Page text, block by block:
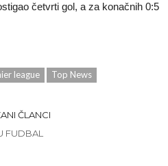
četvrti gol, a za konačnih 0:5
league Top News
ČLANCI
FUDBAL